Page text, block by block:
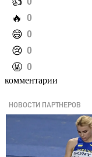
️🔥 0
️😄 0
️😢 0
️🤬 0
комментарии